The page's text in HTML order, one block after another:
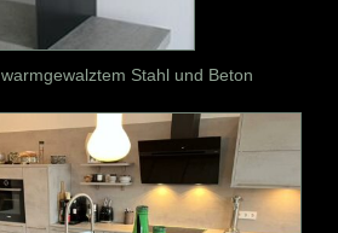
Stahl und Beton